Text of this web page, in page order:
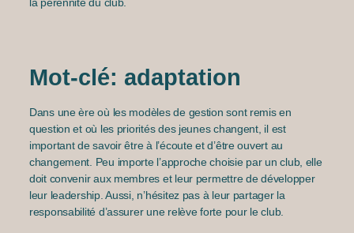
Mot-clé: adaptation
Dans une ère où les modèles de gestion sont remis en
question et où les priorités des jeunes changent, il est
important de savoir être à l’écoute et d’être ouvert au
changement. Peu importe l’approche choisie par un club, elle
doit convenir aux membres et leur permettre de développer
leur leadership. Aussi, n’hésitez pas à leur partager la
responsabilité d’assurer une relève forte pour le club.